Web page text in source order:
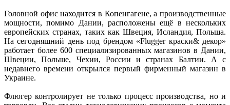
Головной офис находится в Копенгагене, а производственные
мощности, помимо Дании, расположены ещё в нескольких
европейских странах, таких как Швеция, Исландия, Польша.
На сегодняшний день под брендом «Flugger краски& декор»
работает более 600 специализированных магазинов в Дании,
Швеции, Польше, Чехии, России и странах Балтии. А с
недавнего времени открылся первый фирменный магазин в
Украине.
Флюгер контролирует не только процесс производства, но и